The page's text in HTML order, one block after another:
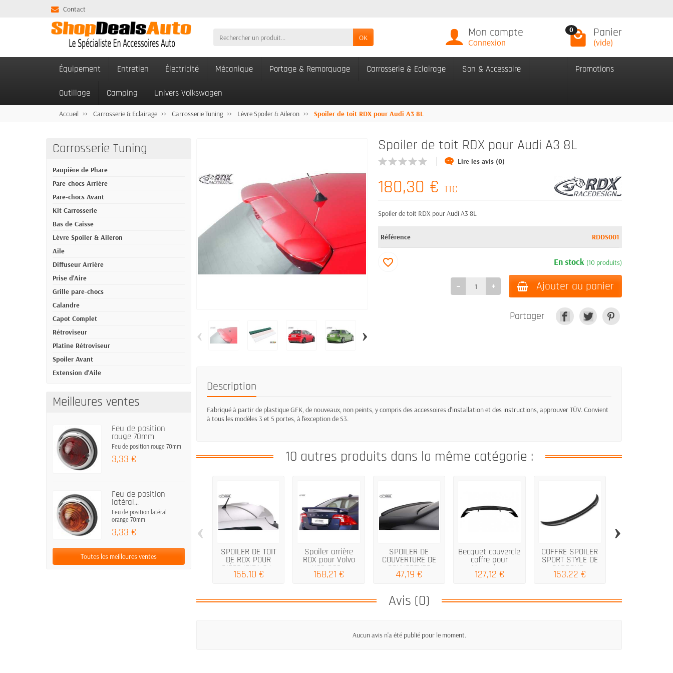
Contact
OK Mon compte
Connexion
0 Panier
(vide)
Équipement Entretien Électricité Mécanique Portage & Remorquage Carrosserie & Eclairage Son & Accessoire
Outillage Camping Univers Volkswagen
Promotions
Accueil Carrosserie & Eclairage Carrosserie Tuning Lèvre Spoiler & Aileron Spoiler de toit RDX pour Audi A3 8L
Carrosserie Tuning
Paupière de Phare
Pare-chocs Arrière
Pare-chocs Avant
Kit Carrosserie
Bas de Caisse
Lèvre Spoiler & Aileron
Aile
Diffuseur Arrière
Prise d'Aire
Grille pare-chocs
Calandre
Capot Complet
Rétroviseur
Platine Rétroviseur
Spoiler Avant
Extension d'Aile
Meilleures ventes
Feu de position
rouge 70mm
Feu de position rouge 70mm
3,33 €
Feu de position
latéral...
Feu de position latéral
orange 70mm
3,33 €
Toutes les meilleures ventes
‹ ›
Spoiler de toit RDX pour Audi A3 8L
Lire les avis (0)
180,30 € TTC
Spoiler de toit RDX pour Audi A3 8L
Référence RDDS001
En stock (10 produits)
Ajouter au panier
favorite_border
Partager
Description
Fabriqué à partir de plastique GFK, de nouveaux, non peints, y compris des accessoires d'installation et des instructions, approuver TÜV. Convient
à tous les modèles 3 et 5 portes, à l'exception de S3.
10 autres produits dans la même catégorie :
SPOILER DE TOIT
DE RDX POUR
SIÈGE IBIZA 6J...
156,10 €
Spoiler arrière
RDX pour Volvo
V60 S60...
168,21 €
SPOILER DE
COUVERTURE DE
COUVERTURE
RDX...
47,19 €
Becquet couvercle
coffre pour
Mercedes...
127,12 €
COFFRE SPOILER
SPORT STYLE DE
CARBONE...
153,22 €
‹ ›
Avis (0)
Aucun avis n'a été publié pour le moment.